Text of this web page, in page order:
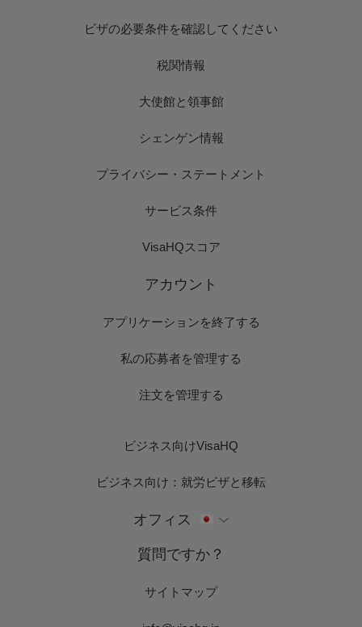
ビザの必要条件を確認してください
税関情報
大使館と領事館
シェンゲン情報
プライバシー・ステートメント
サービス条件
VisaHQスコア
アカウント
アプリケーションを終了する
私の応募者を管理する
注文を管理する
ビジネス向けVisaHQ
ビジネス向け：就労ビザと移転
オフィス
質問ですか？
サイトマップ